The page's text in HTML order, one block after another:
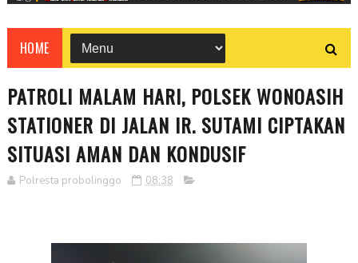
HOME
PATROLI MALAM HARI, POLSEK WONOASIH
STATIONER DI JALAN IR. SUTAMI CIPTAKAN
SITUASI AMAN DAN KONDUSIF
Polresta probolinggo 08:38